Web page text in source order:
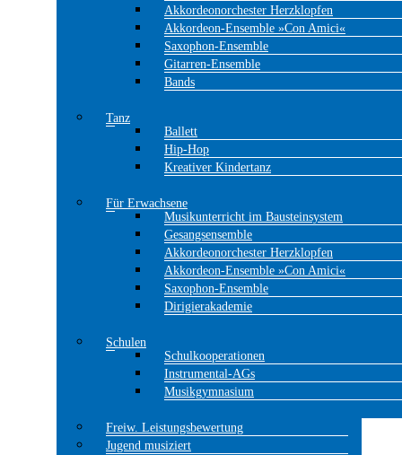
Akkordeonorchester Herzklopfen
Akkordeon-Ensemble »Con Amici«
Saxophon-Ensemble
Gitarren-Ensemble
Bands
Tanz
Ballett
Hip-Hop
Kreativer Kindertanz
Für Erwachsene
Musikunterricht im Bausteinsystem
Gesangsensemble
Akkordeonorchester Herzklopfen
Akkordeon-Ensemble »Con Amici«
Saxophon-Ensemble
Dirigierakademie
Schulen
Schulkooperationen
Instrumental-AGs
Musikgymnasium
Freiw. Leistungsbewertung
Jugend musiziert